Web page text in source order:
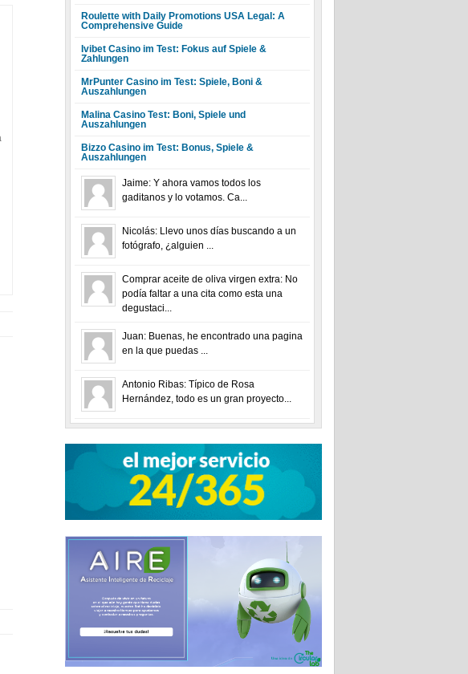
Roulette with Daily Promotions USA Legal: A
Comprehensive Guide
Ivibet Casino im Test: Fokus auf Spiele &
Zahlungen
MrPunter Casino im Test: Spiele, Boni &
Auszahlungen
Malina Casino Test: Boni, Spiele und
Auszahlungen
Bizzo Casino im Test: Bonus, Spiele &
Auszahlungen
Jaime: Y ahora vamos todos los
gaditanos y lo votamos. Ca...
Nicolás: Llevo unos días buscando a un
fotógrafo, ¿alguien ...
Comprar aceite de oliva virgen extra: No
podía faltar a una cita como esta una
degustaci...
Juan: Buenas, he encontrado una pagina
en la que puedas ...
Antonio Ribas: Típico de Rosa
Hernández, todo es un gran proyecto...